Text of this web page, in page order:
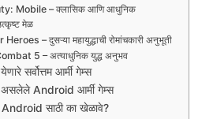
Mobile – क्लासिक आणि आधुनिक
मेळ
– दुसऱ्या महायुद्धाची रोमांचकारी अनुभूती
5 – अत्याधुनिक युद्ध अनुभव
सर्वोत्तम आर्मी गेम्स
असलेले Android आर्मी गेम्स
Android साठी का खेळावे?